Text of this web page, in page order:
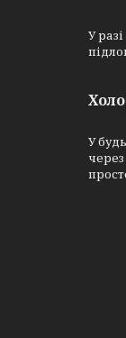
У
У